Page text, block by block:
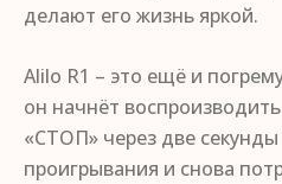
делают его жизнь яркой.
Alilo R1 – это ещё и
он начнёт
«СТОП» через две
проигрывания и снова